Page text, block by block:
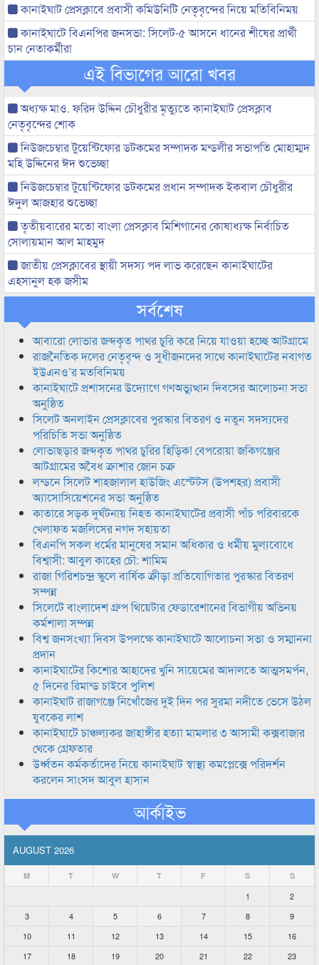
কানাইঘাট প্রেসক্লাবে প্রবাসী কমিউনিটি নেতৃবৃন্দের নিয়ে মতিবিনিময়
কানাইঘাটে বিএনপির জনসভা: সিলেট-৫ আসনে ধানের শীষের প্রার্থী
চান নেতাকর্মীরা
এই বিভাগের আরো খবর
অধ্যক্ষ মাও. ফরিদ উদ্দিন চৌধুরীর মৃত্যুতে কানাইঘাট প্রেসক্লাব
নেতৃবৃন্দের শোক
নিউজচেম্বার টুয়েন্টিফোর ডটকমের সম্পাদক মন্ডলীর সভাপতি মোহাম্মদ
মহি উদ্দিনের ঈদ শুভেচ্ছা
নিউজচেম্বার টুয়েন্টিফোর ডটকমের প্রধান সম্পাদক ইকবাল চৌধুরীর
ঈদুল আজহার শুভেচ্ছা
তৃতীয়বারের মতো বাংলা প্রেসক্লাব মিশিগানের কোষাধ্যক্ষ নির্বাচিত
সোলায়মান আল মাহমুদ
জাতীয় প্রেসক্লাবের স্থায়ী সদস্য পদ লাভ করেছেন কানাইঘাটের
এহসানুল হক জসীম
সর্বশেষ
আবারো লোভার জব্দকৃত পাথর চুরি করে নিয়ে যাওয়া হচ্ছে আটগ্রামে
রাজনৈতিক দলের নেতৃবৃন্দ ও সুধীজনদের সাথে কানাইঘাটের নবাগত
ইউএনও’র মতবিনিময়
কানাইঘাটে প্রশাসনের উদ্যোগে গণঅভ্যুত্থান দিবসের আলোচনা সভা
অনুষ্ঠিত
সিলেট অনলাইন প্রেসক্লাবের পুরস্কার বিতরণ ও নতুন সদস্যদের
পরিচিতি সভা অনুষ্ঠিত
লোভাছড়ার জব্দকৃত পাথর চুরির হিড়িক! বেপরোয়া জকিগঞ্জের
আটগ্রামের অবৈধ ক্রাশার জোন চক্র
লন্ডনে সিলেট শাহজালাল হাউজিং এস্টেটস (উপশহর) প্রবাসী
অ্যাসোসিয়েশনের সভা অনুষ্ঠিত
কাতারে সড়ক দুর্ঘটনায় নিহত কানাইঘাটের প্রবাসী পাঁচ পরিবারকে
খেলাফত মজলিসের নগদ সহায়তা
বিএনপি সকল ধর্মের মানুষের সমান অধিকার ও ধর্মীয় মুল্যবোধে
বিশ্বাসী: আবুল কাহের চৌ: শামিম
রাজা গিরিশচন্দ্র স্কুলে বার্ষিক ক্রীড়া প্রতিযোগিতার পুরস্কার বিতরণ
সম্পন্ন
সিলেটে বাংলাদেশ গ্রুপ থিয়েটার ফেডারেশানের বিভাগীয় অভিনয়
কর্মশালা সম্পন্ন
বিশ্ব জনসংখ্যা দিবস উপলক্ষে কানাইঘাটে আলোচনা সভা ও সম্মাননা
প্রদান
কানাইঘাটের কিশোর আহাদের খুনি সায়েমের আদালতে আত্মসমর্পন,
৫ দিনের রিমান্ড চাইবে পুলিশ
কানাইঘাট রাজাগঞ্জে নিখোঁজের দুই দিন পর সুরমা নদীতে ভেসে উঠল
যুবকের লাশ
কানাইঘাটে চাঞ্চল্যকর জাহাঙ্গীর হত্যা মামলার ৩ আসামী কক্সবাজার
থেকে গ্রেফতার
উর্ধ্বতন কর্মকর্তাদের নিয়ে কানাইঘাট স্বাস্থ্য কমপ্লেক্সে পরিদর্শন
করলেন সাংসদ আবুল হাসান
আর্কাইভ
AUGUST 2026
M T W T F S S
1
2
3
4 5 6 7 8
9
10
11 12 13 14 15
16
17
18 19 20 21 22 23